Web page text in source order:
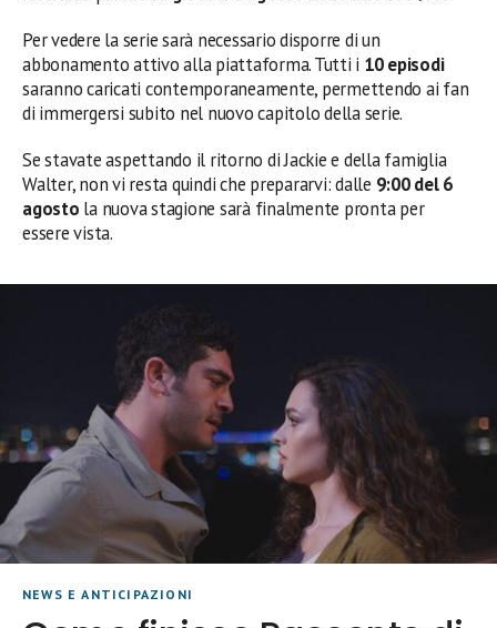
Per vedere la serie sarà necessario disporre di un
abbonamento attivo alla piattaforma. Tutti i 10 episodi
saranno caricati contemporaneamente, permettendo ai fan
di immergersi subito nel nuovo capitolo della serie.
Se stavate aspettando il ritorno di Jackie e della famiglia
Walter, non vi resta quindi che prepararvi: dalle 9:00 del 6
agosto la nuova stagione sarà finalmente pronta per
essere vista.
NEWS E ANTICIPAZIONI